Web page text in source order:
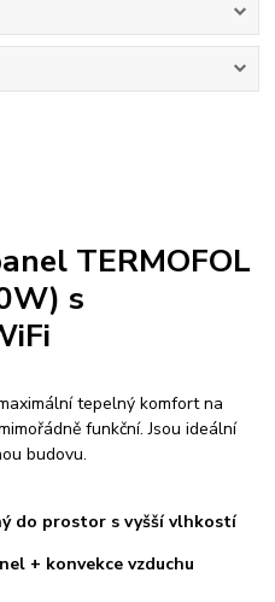
TERMOFOL
s
tepelný komfort na
funkční. Jsou ideální
budovu.
do prostor s vyšší vlhkostí
+ konvekce vzduchu